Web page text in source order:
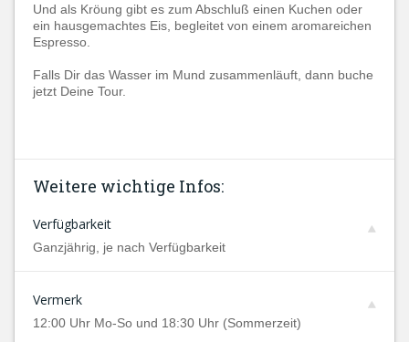
Und als Kröung gibt es zum Abschluß einen Kuchen oder
ein hausgemachtes Eis, begleitet von einem aromareichen
Espresso.
Falls Dir das Wasser im Mund zusammenläuft, dann buche
jetzt Deine Tour.
Weitere wichtige Infos:
Verfügbarkeit
Ganzjährig, je nach Verfügbarkeit
Vermerk
12:00 Uhr Mo-So und 18:30 Uhr (Sommerzeit)